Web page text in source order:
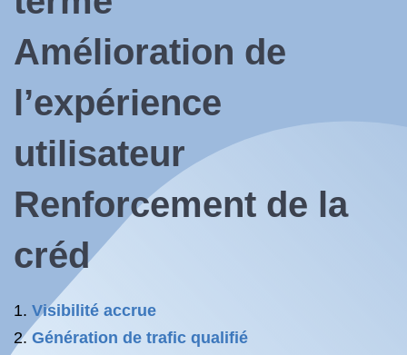
Amélioration de
l’expérience
utilisateur
Renforcement de la
créd
Visibilité accrue
Génération de trafic qualifié